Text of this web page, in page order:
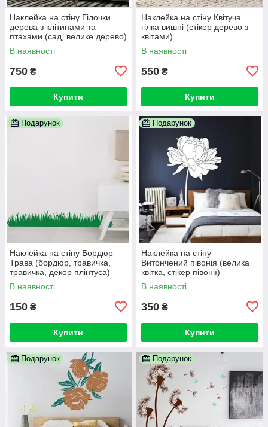
Наклейка на стіну Гілочки
дерева з клітинами та
птахами (сад, велике дерево)
В наявності
750 ₴
Купити
Наклейка на стіну Квітуча
гілка вишні (стікер дерево з
квітами)
В наявності
550 ₴
Купити
Подарунок
Наклейка на стіну Бордюр
Трава (бордюр, травичка,
травичка, декор плінтуса)
В наявності
150 ₴
Купити
Подарунок
Наклейка на стіну
Витончений півонія (велика
квітка, стікер півонії)
В наявності
350 ₴
Купити
Подарунок Подарунок